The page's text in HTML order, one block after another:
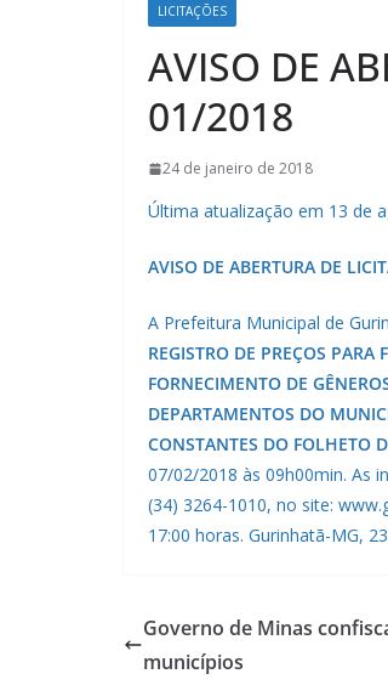
LICITAÇÕES
AVISO DE
01/2018
24 de janeiro de 2018
Última atualização em 13 de
AVISO DE ABERTURA DE
A Prefeitura Municipal de
REGISTRO DE PREÇOS
FORNECIMENTO DE
DEPARTAMENTOS DO
CONSTANTES DO FOLHETO
07/02/2018 às 09h00min. As
(34) 3264-1010, no site:
17:00 horas. Gurinhatã-MG,
Governo de Minas
municípios